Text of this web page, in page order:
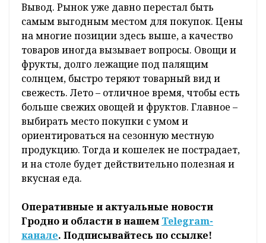
Вывод. Рынок уже давно перестал быть
самым выгодным местом для покупок. Цены
на многие позиции здесь выше, а качество
товаров иногда вызывает вопросы. Овощи и
фрукты, долго лежащие под палящим
солнцем, быстро теряют товарный вид и
свежесть. Лето – отличное время, чтобы есть
больше свежих овощей и фруктов. Главное –
выбирать место покупки с умом и
ориентироваться на сезонную местную
продукцию. Тогда и кошелек не пострадает,
и на столе будет действительно полезная и
вкусная еда.
Оперативные и актуальные новости
Гродно и области в нашем Telegram-
канале. Подписывайтесь по ссылке!